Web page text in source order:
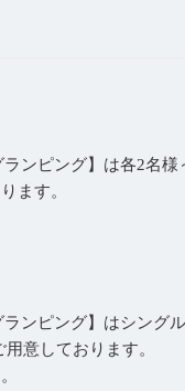
ンピング】は各2名様
ます。
ンピング】はシング
意しております。